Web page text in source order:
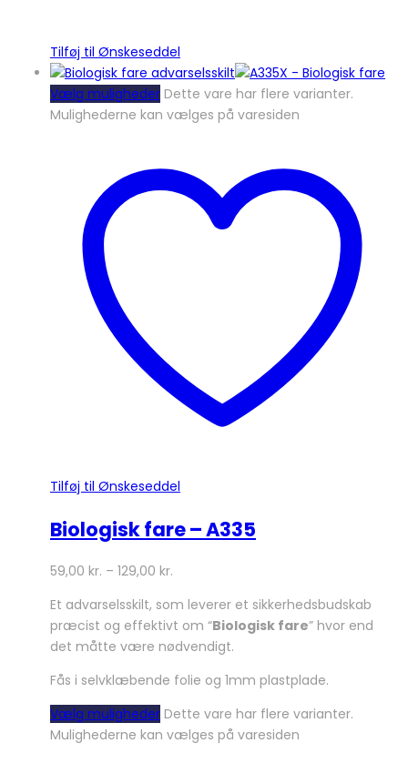
Tilføj til Ønskeseddel
Vælg muligheder Dette vare har flere varianter.
Mulighederne kan vælges på varesiden
Tilføj til Ønskeseddel
Biologisk fare – A335
59,00 kr. – 129,00 kr.
Et advarselsskilt, som leverer et sikkerhedsbudskab
præcist og effektivt om “Biologisk fare” hvor end
det måtte være nødvendigt.
Fås i selvklæbende folie og 1mm plastplade.
Vælg muligheder Dette vare har flere varianter.
Mulighederne kan vælges på varesiden